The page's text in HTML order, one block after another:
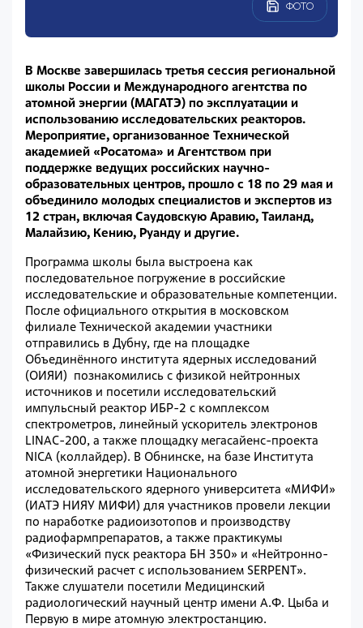
ФОТО
В Москве завершилась третья сессия региональной
школы России и Международного агентства по
атомной энергии (МАГАТЭ) по эксплуатации и
использованию исследовательских реакторов.
Мероприятие, организованное Технической
академией «Росатома» и Агентством при
поддержке ведущих российских научно-
образовательных центров, прошло с 18 по 29 мая и
объединило молодых специалистов и экспертов из
12 стран, включая Саудовскую Аравию, Таиланд,
Малайзию, Кению, Руанду и другие.
Программа школы была выстроена как
последовательное погружение в российские
исследовательские и образовательные компетенции.
После официального открытия в московском
филиале Технической академии участники
отправились в Дубну, где на площадке
Объединённого института ядерных исследований
(ОИЯИ) познакомились с физикой нейтронных
источников и посетили исследовательский
импульсный реактор ИБР-2 с комплексом
спектрометров, линейный ускоритель электронов
LINAC-200, а также площадку мегасайенс-проекта
NICA (коллайдер). В Обнинске, на базе Института
атомной энергетики Национального
исследовательского ядерного университета «МИФИ»
(ИАТЭ НИЯУ МИФИ) для участников провели лекции
по наработке радиоизотопов и производству
радиофармпрепаратов, а также практикумы
«Физический пуск реактора БН 350» и «Нейтронно-
физический расчет с использованием SERPENT».
Также слушатели посетили Медицинский
радиологический научный центр имени А.Ф. Цыба и
Первую в мире атомную электростанцию.